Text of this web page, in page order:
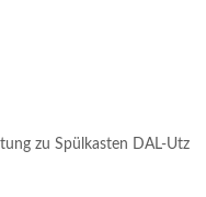
zu Spülkasten DAL-Utz